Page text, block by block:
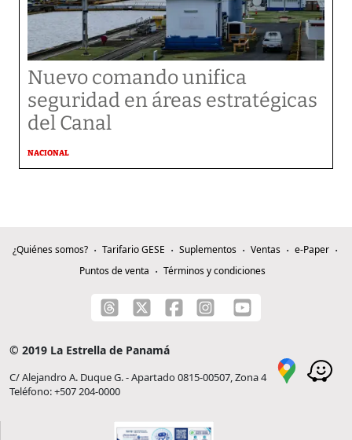
Nuevo comando unifica
seguridad en áreas estratégicas
del Canal
NACIONAL
¿Quiénes somos? Tarifario GESE Suplementos Ventas
e-Paper
Puntos de venta
Términos y condiciones
© 2019 La Estrella de Panamá
C/ Alejandro A. Duque G. - Apartado 0815-00507, Zona 4
Teléfono: +507 204-0000